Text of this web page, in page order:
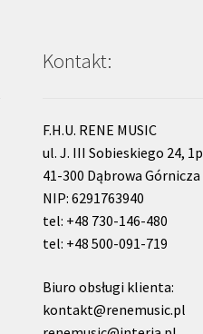
Kontakt:
F.H.U. RENE MUSIC
ul. J. III Sobieskiego 24, 1p
41-300 Dąbrowa Górnicza
NIP: 6291763940
tel: +48 730-146-480
tel: +48 500-091-719
Biuro obsługi klienta:
kontakt@renemusic.pl